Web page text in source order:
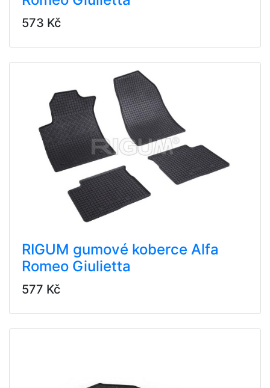
573 Kč
RIGUM gumové koberce Alfa
Romeo Giulietta
577 Kč